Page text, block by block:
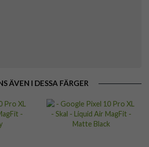
ÄVEN I DESSA FÄRGER